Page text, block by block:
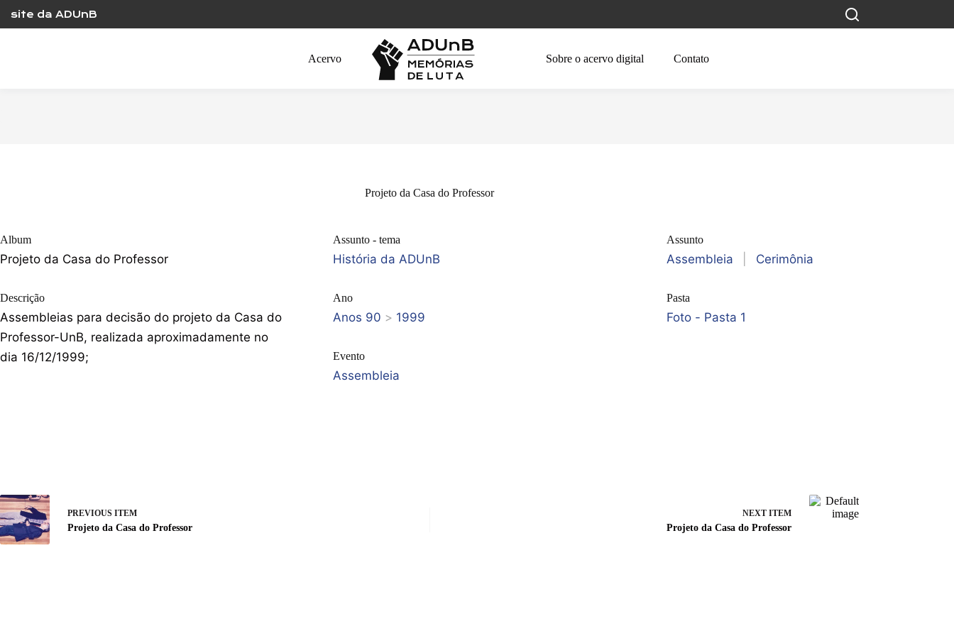
content
site da ADUnB
Acervo Sobre o acervo digital Contato
Projeto da Casa do Professor
Album
Projeto da Casa do Professor
Descrição
Assembleias para decisão do projeto da Casa do
Professor-UnB, realizada aproximadamente no
dia 16/12/1999;
Assunto - tema
História da ADUnB
Ano
Anos 90 > 1999
Evento
Assembleia
Assunto
Assembleia Cerimônia
Pasta
Foto - Pasta 1
PREVIOUS ITEM
Projeto da Casa do Professor
NEXT ITEM
Projeto da Casa do Professor